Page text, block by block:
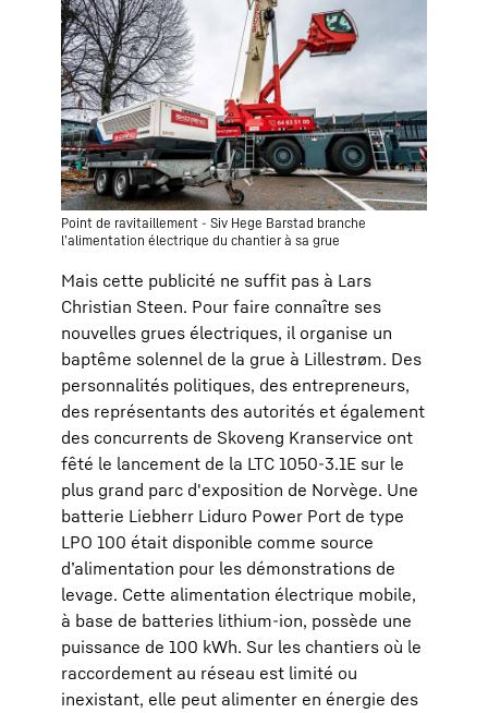
Point de ravitaillement - Siv Hege Barstad branche
l’alimentation électrique du chantier à sa grue
Mais cette publicité ne suffit pas à Lars
Christian Steen. Pour faire connaître ses
nouvelles grues électriques, il organise un
baptême solennel de la grue à Lillestrøm. Des
personnalités politiques, des entrepreneurs,
des représentants des autorités et également
des concurrents de Skoveng Kranservice ont
fêté le lancement de la LTC 1050-3.1E sur le
plus grand parc d'exposition de Norvège. Une
batterie Liebherr Liduro Power Port de type
LPO 100 était disponible comme source
d’alimentation pour les démonstrations de
levage. Cette alimentation électrique mobile,
à base de batteries lithium-ion, possède une
puissance de 100 kWh. Sur les chantiers où le
raccordement au réseau est limité ou
inexistant, elle peut alimenter en énergie des